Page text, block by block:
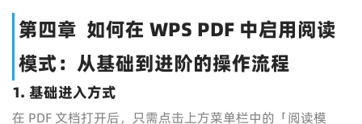
第四章 如何在 WPS PDF 中启用阅读
模式：从基础到进阶的操作流程
1. 基础进入方式
在 PDF 文档打开后，只需点击上方菜单栏中的「阅读模